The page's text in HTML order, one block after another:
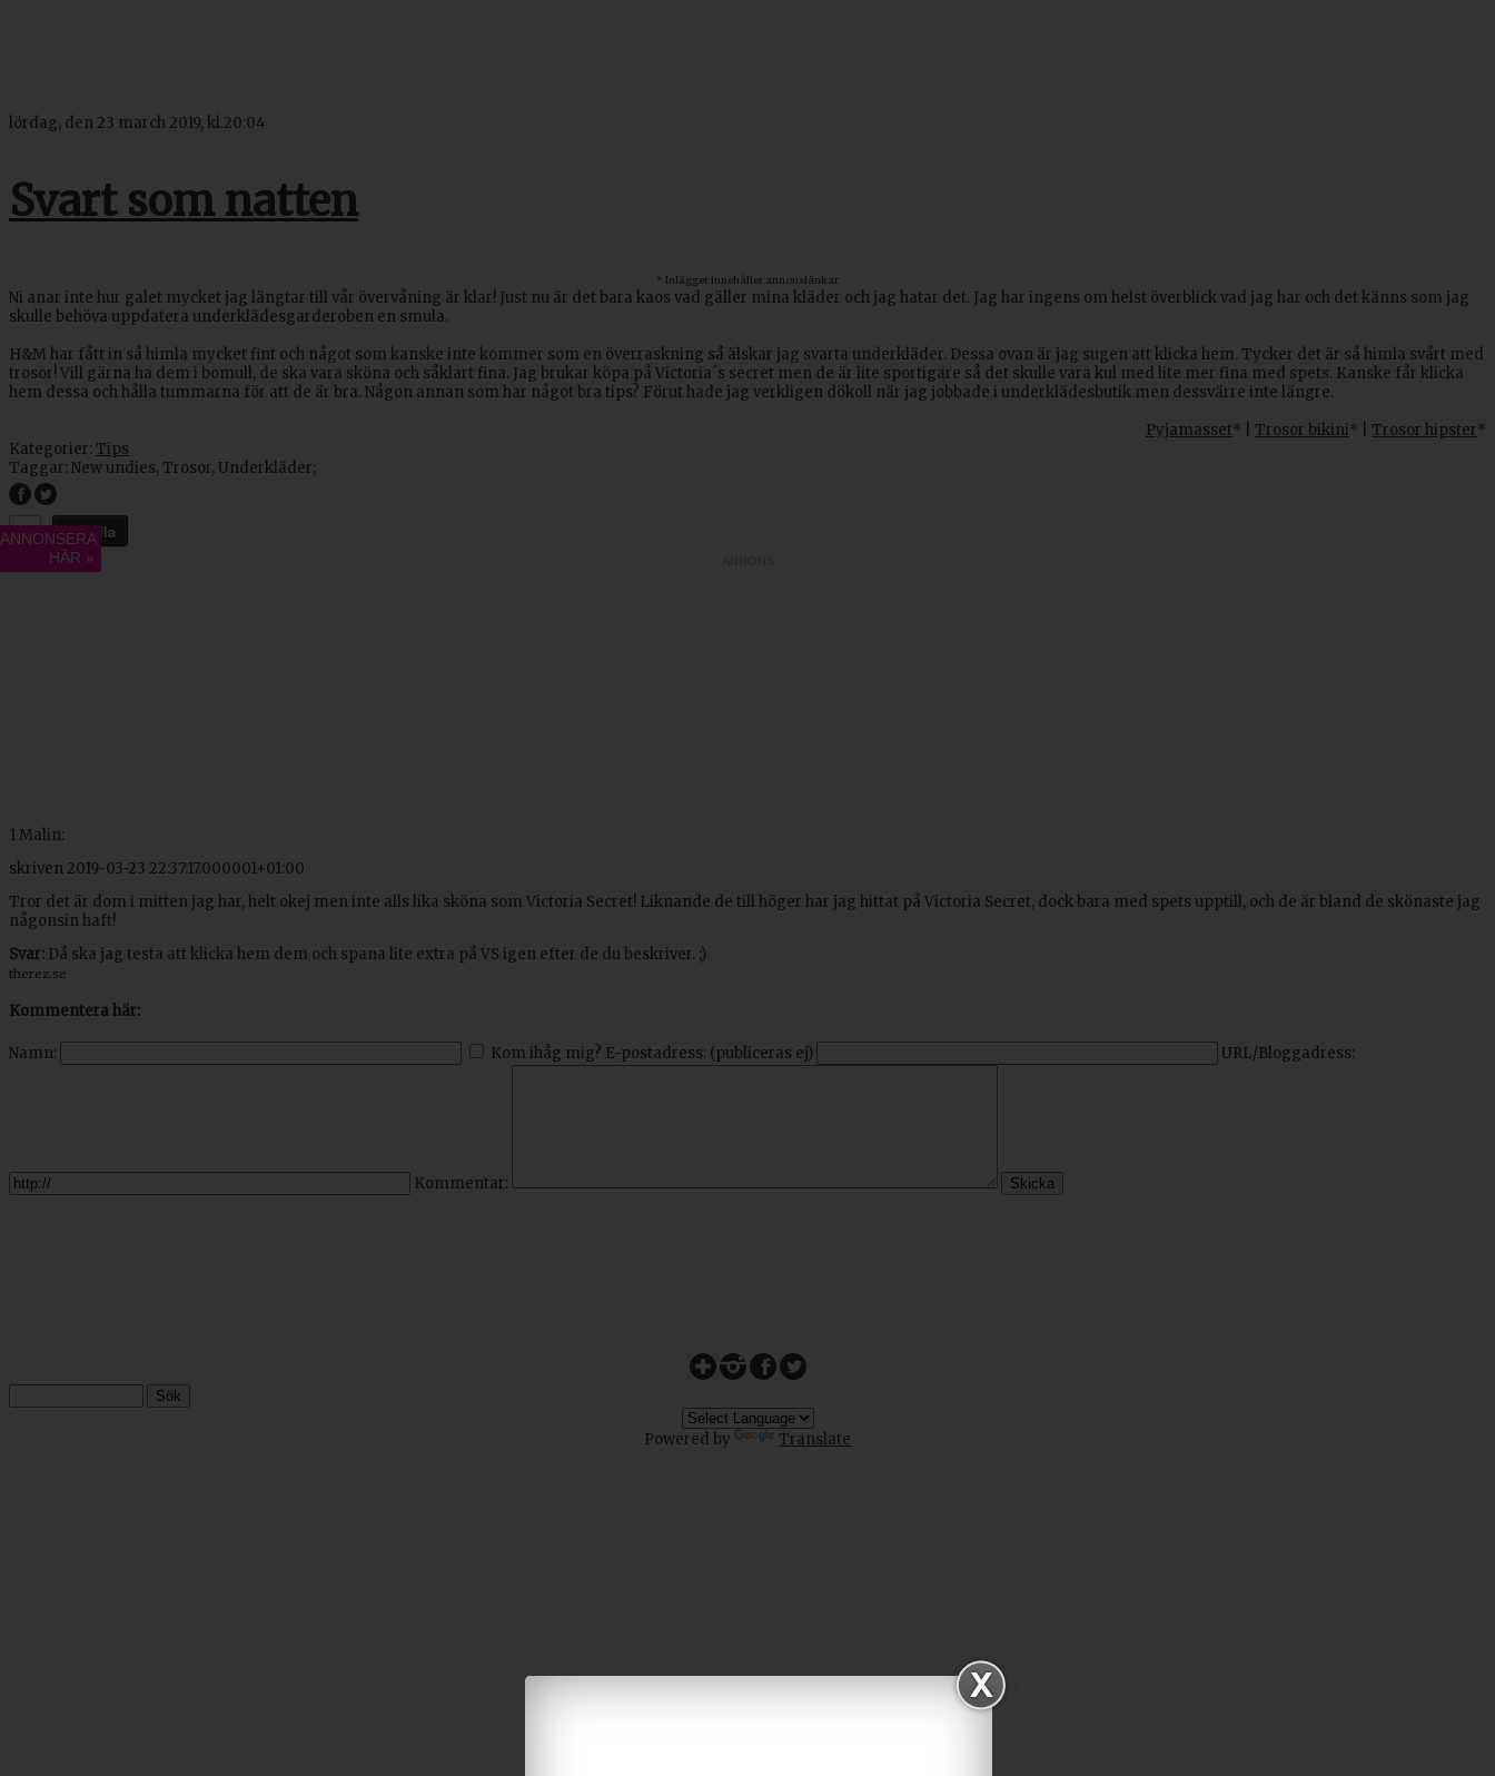
lördag, den 23 march 2019, kl.20:04
Svart som natten
* Inlägget innehåller annonslänkar
Ni anar inte hur galet mycket jag längtar till vår övervåning är klar! Just nu är det bara kaos vad gäller mina kläder och jag hatar det. Jag har ingens om helst överblick vad jag har och det känns som jag
skulle behöva uppdatera underklädesgarderoben en smula.
H&M har fått in så himla mycket fint och något som kanske inte kommer som en överraskning så älskar jag svarta underkläder. Dessa ovan är jag sugen att klicka hem. Tycker det är så himla svårt med
trosor! Vill gärna ha dem i bomull, de ska vara sköna och såklart fina. Jag brukar köpa på Victoria´s secret men de är lite sportigare så det skulle vara kul med lite mer fina med spets. Kanske får klicka
hem dessa och hålla tummarna för att de är bra. Någon annan som har något bra tips? Förut hade jag verkligen dökoll när jag jobbade i underklädesbutik men dessvärre inte längre.
Pyjamasset* | Trosor bikini* | Trosor hipster*
Kategorier: Tips
Taggar: New undies, Trosor, Underkläder;
8 Gilla
1Malin:
skriven 2019-03-23 22:37:17.000001+01:00
Tror det är dom i mitten jag har, helt okej men inte alls lika sköna som Victoria Secret! Liknande de till höger har jag hittat på Victoria Secret, dock bara med spets upptill, och de är bland de skönaste jag
någonsin haft!
Svar: Då ska jag testa att klicka hem dem och spana lite extra på VS igen efter de du beskriver. ;)
therez.se
Kommentera här:
Namn: Kom ihåg mig? E-postadress: (publiceras ej) URL/Bloggadress:
Kommentar:
Powered by Translate
ANNONSERA
HÄR »